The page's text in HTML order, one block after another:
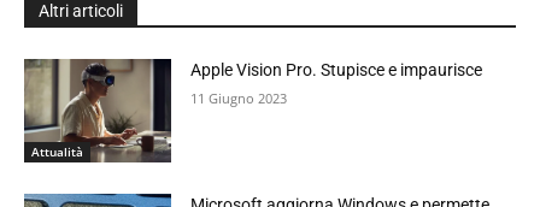
Altri articoli
Attualità
Apple Vision Pro. Stupisce e impaurisce
11 Giugno 2023